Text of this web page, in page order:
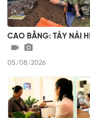
CAO BẰNG: TẢY NẢI
05/08/2026